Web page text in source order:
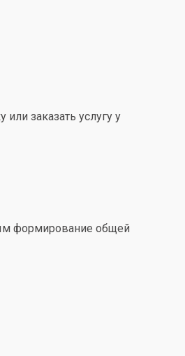
заказать услугу у
формирование общей